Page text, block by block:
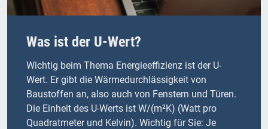
Was ist der U-Wert?
Wichtig beim Thema Energieeffizienz ist der U-
Wert. Er gibt die Wärmedurchlässigkeit von
Baustoffen an, also auch von Fenstern und Türen.
Die Einheit des U-Werts ist W/(m²K) (Watt pro
Quadratmeter und Kelvin). Wichtig für Sie: Je